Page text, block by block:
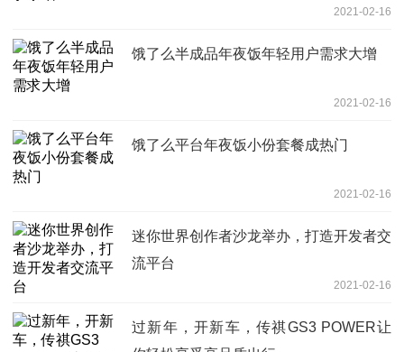
2021-02-16
饿了么半成品年夜饭年轻用户需求大增
2021-02-16
饿了么平台年夜饭小份套餐成热门
2021-02-16
迷你世界创作者沙龙举办，打造开发者交
流平台
2021-02-16
过新年，开新车，传祺GS3 POWER让